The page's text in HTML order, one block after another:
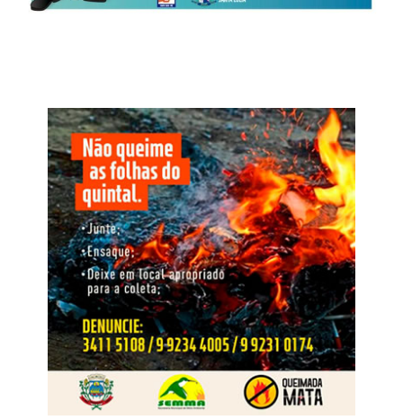
especialistas da Nortox e representantes das
cooperativas. A programação contou ainda com palestras
de convidados externos, como o economista Igor Barreto,
do Itaú BBA, que apresentou uma análise do cenário
econômico e das perspectivas para o agronegócio, e do
pesquisador Aroldo Marochi, que abordou os desafios
relacionados às doenças nas lavouras e ao manejo com
fungicidas.
WhatsApp
Facebook
Twitter
Messenger
LinkedIn
Share